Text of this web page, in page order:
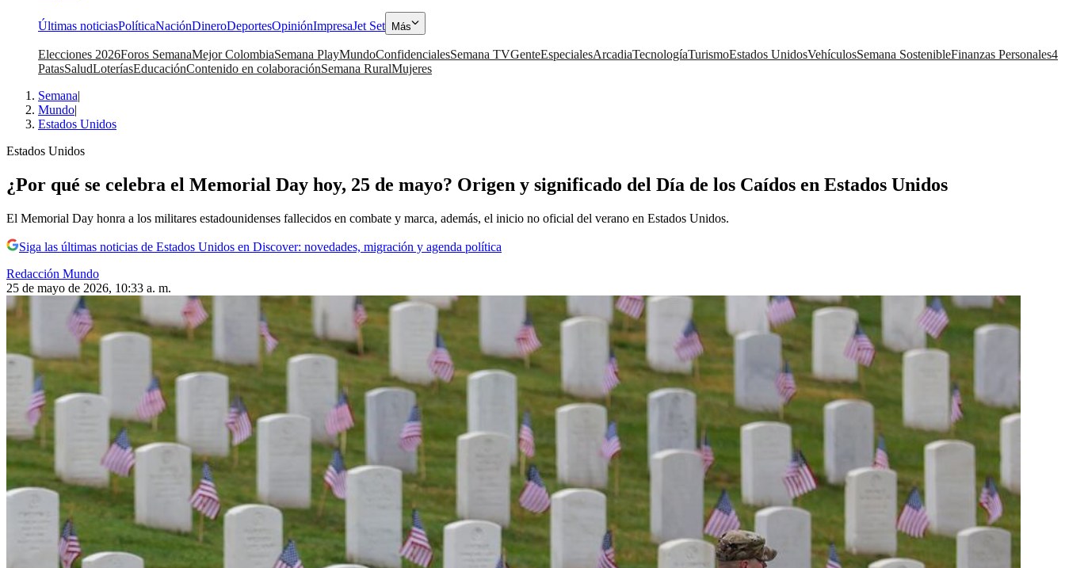
Últimas noticiasPolíticaNaciónDineroDeportesOpiniónImpresaJet Set Más
Elecciones 2026Foros SemanaMejor ColombiaSemana PlayMundoConfidencialesSemana TVGenteEspecialesArcadiaTecnologíaTurismoEstados UnidosVehículosSemana SostenibleFinanzas Personales4
PatasSaludLoteríasEducaciónContenido en colaboraciónSemana RuralMujeres
Semana|
Mundo|
Estados Unidos
Estados Unidos
¿Por qué se celebra el Memorial Day hoy, 25 de mayo? Origen y significado del Día de los Caídos en Estados Unidos
El Memorial Day honra a los militares estadounidenses fallecidos en combate y marca, además, el inicio no oficial del verano en Estados Unidos.
Siga las últimas noticias de Estados Unidos en Discover: novedades, migración y agenda política
Redacción Mundo
25 de mayo de 2026, 10:33 a. m.